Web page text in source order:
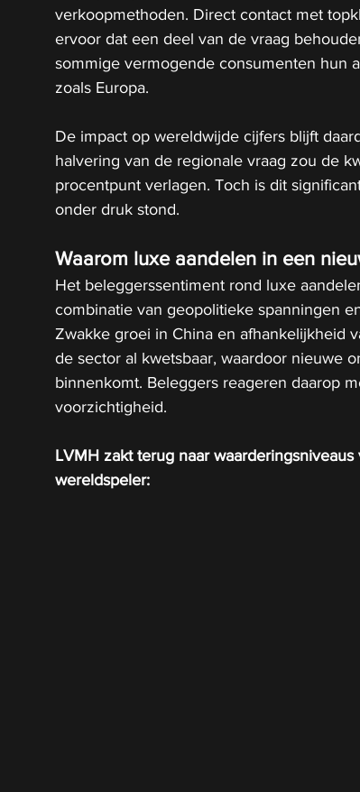
verkoopmethoden. Direct contact met
ervoor dat een deel van de vraag
sommige vermogende consumenten hun
zoals Europa.
De impact op wereldwijde cijfers blijft
halvering van de regionale vraag zou de
procentpunt verlagen. Toch is dit
onder druk stond.
Waarom luxe aandelen in een
Het beleggerssentiment rond luxe
combinatie van geopolitieke spanningen
Zwakke groei in China en afhankelijkheid
de sector al kwetsbaar, waardoor nieuwe
binnenkomt. Beleggers reageren daarop
voorzichtigheid.
LVMH zakt terug naar
wereldspeler: